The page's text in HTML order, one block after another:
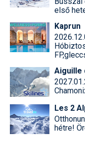
első
Kaprun
Aiguille
Les 2
hétre!